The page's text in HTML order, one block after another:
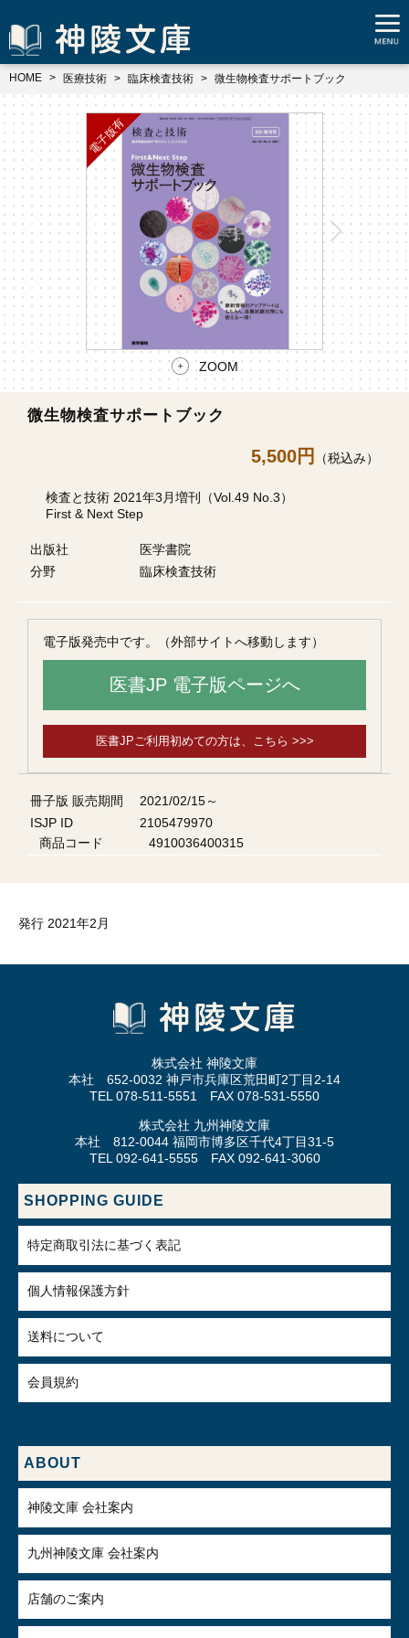
HOME 医療技術 臨床検査技術 微生物検査サポートブック
ZOOM
微生物検査サポートブック
5,500円 （税込み）
検査と技術 2021年3月増刊（Vol.49 No.3）
First & Next Step
出版社
医学書院
分野
臨床検査技術
電子版発売中です。（外部サイトへ移動します）
医書JP 電子版ページへ
医書JPご利用初めての方は、こちら >>>
冊子版 販売期間
2021/02/15～
ISJP ID
2105479970
商品コード
4910036400315
発行 2021年2月
株式会社 神陵文庫
本社 652-0032 神戸市兵庫区荒田町2丁目2-14
TEL 078-511-5551 FAX 078-531-5550
株式会社 九州神陵文庫
本社 812-0044 福岡市博多区千代4丁目31-5
TEL 092-641-5555 FAX 092-641-3060
SHOPPING GUIDE
特定商取引法に基づく表記
個人情報保護方針
送料について
会員規約
ABOUT
神陵文庫 会社案内
九州神陵文庫 会社案内
店舗のご案内